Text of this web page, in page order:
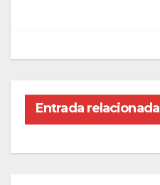
Entrada relacionada